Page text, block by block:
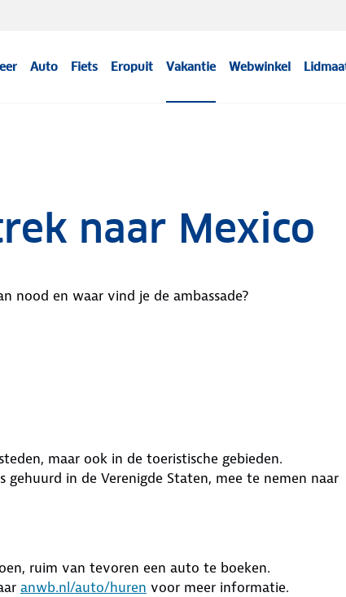
Auto Fiets Eropuit Vakantie Webwinkel
naar Mexico
nood en waar vind je de ambassade?
maar ook in de toeristische gebieden.
in de Verenigde Staten, mee te nemen naar
ruim van tevoren een auto te boeken.
anwb.nl/auto/huren voor meer informatie.